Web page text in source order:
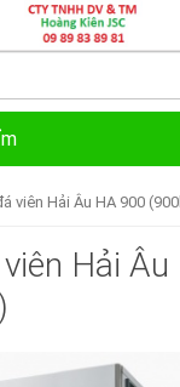
viên Hải Âu HA 900
Hải Âu